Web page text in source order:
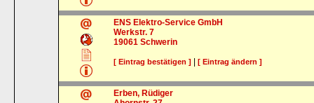
ENS Elektro-Service GmbH
Werkstr. 7
19061 Schwerin
[ Eintrag bestätigen ] |[ Eintrag ändern ]
Erben, Rüdiger